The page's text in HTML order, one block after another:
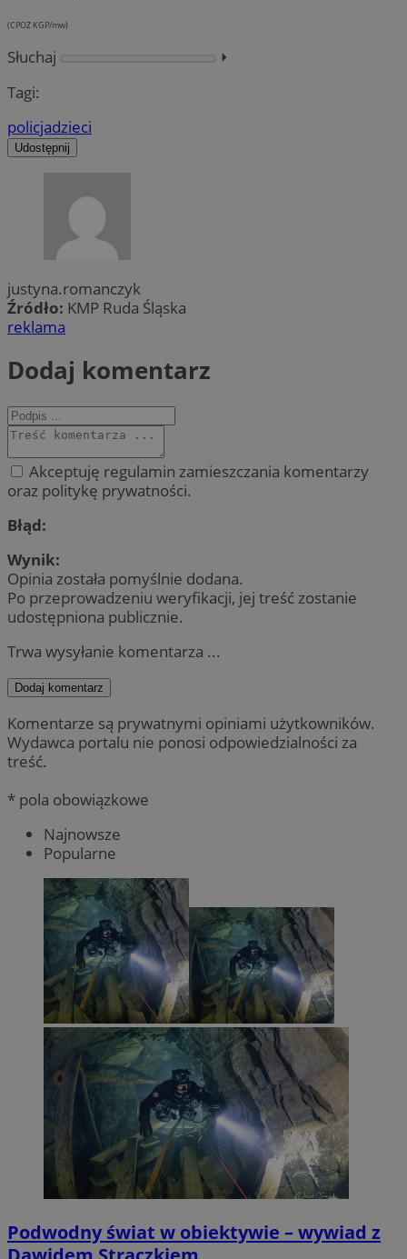
(CPOZ KGP/mw)
Słuchaj
⏵︎
Tagi:
policjadzieci
Udostępnij
justyna.romanczyk
Źródło: KMP Ruda Śląska
reklama
Dodaj komentarz
Akceptuję regulamin zamieszczania komentarzy
oraz politykę prywatności.
Błąd:
Wynik:
Opinia została pomyślnie dodana.
Po przeprowadzeniu weryfikacji, jej treść zostanie
udostępniona publicznie.
Trwa wysyłanie komentarza ...
Dodaj komentarz
Komentarze są prywatnymi opiniami użytkowników.
Wydawca portalu nie ponosi odpowiedzialności za
treść.
* pola obowiązkowe
Najnowsze
Popularne
Podwodny świat w obiektywie – wywiad z